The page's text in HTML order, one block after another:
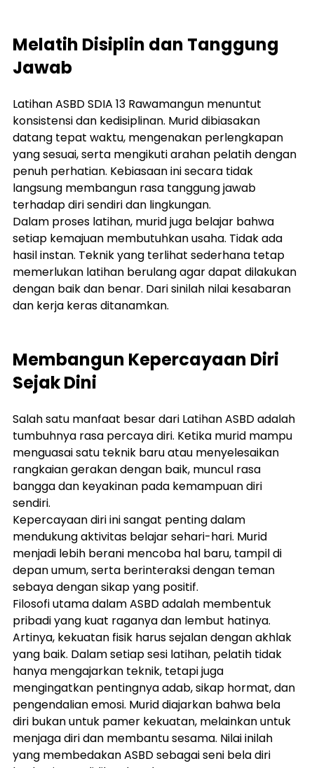
Melatih Disiplin dan Tanggung
Jawab
Latihan ASBD SDIA 13 Rawamangun menuntut
konsistensi dan kedisiplinan. Murid dibiasakan
datang tepat waktu, mengenakan perlengkapan
yang sesuai, serta mengikuti arahan pelatih dengan
penuh perhatian. Kebiasaan ini secara tidak
langsung membangun rasa tanggung jawab
terhadap diri sendiri dan lingkungan.
Dalam proses latihan, murid juga belajar bahwa
setiap kemajuan membutuhkan usaha. Tidak ada
hasil instan. Teknik yang terlihat sederhana tetap
memerlukan latihan berulang agar dapat dilakukan
dengan baik dan benar. Dari sinilah nilai kesabaran
dan kerja keras ditanamkan.
Membangun Kepercayaan Diri
Sejak Dini
Salah satu manfaat besar dari Latihan ASBD adalah
tumbuhnya rasa percaya diri. Ketika murid mampu
menguasai satu teknik baru atau menyelesaikan
rangkaian gerakan dengan baik, muncul rasa
bangga dan keyakinan pada kemampuan diri
sendiri.
Kepercayaan diri ini sangat penting dalam
mendukung aktivitas belajar sehari-hari. Murid
menjadi lebih berani mencoba hal baru, tampil di
depan umum, serta berinteraksi dengan teman
sebaya dengan sikap yang positif.
Filosofi utama dalam ASBD adalah membentuk
pribadi yang kuat raganya dan lembut hatinya.
Artinya, kekuatan fisik harus sejalan dengan akhlak
yang baik. Dalam setiap sesi latihan, pelatih tidak
hanya mengajarkan teknik, tetapi juga
mengingatkan pentingnya adab, sikap hormat, dan
pengendalian emosi. Murid diajarkan bahwa bela
diri bukan untuk pamer kekuatan, melainkan untuk
menjaga diri dan membantu sesama. Nilai inilah
yang membedakan ASBD sebagai seni bela diri